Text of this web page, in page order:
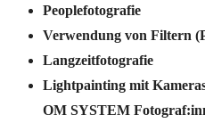
Peoplefotografie
Verwendung von Filtern
Langzeitfotografie
Lightpainting mit
OM SYSTEM